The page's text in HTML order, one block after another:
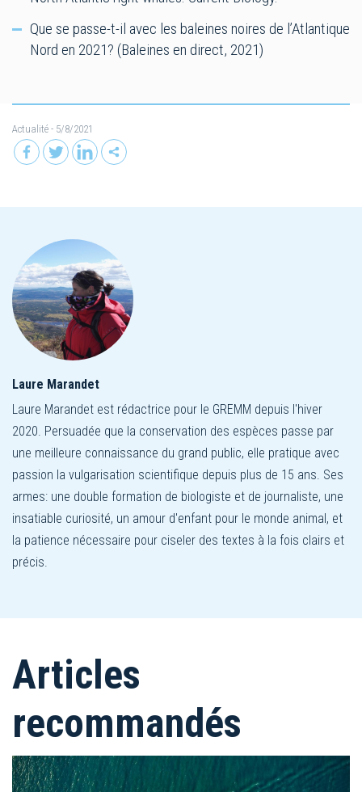
Que se passe-t-il avec les baleines noires de l’Atlantique
Nord en 2021? (Baleines en direct, 2021)
Actualité - 5/8/2021
Laure Marandet
Laure Marandet est rédactrice pour le GREMM depuis l'hiver
2020. Persuadée que la conservation des espèces passe par
une meilleure connaissance du grand public, elle pratique avec
passion la vulgarisation scientifique depuis plus de 15 ans. Ses
armes: une double formation de biologiste et de journaliste, une
insatiable curiosité, un amour d'enfant pour le monde animal, et
la patience nécessaire pour ciseler des textes à la fois clairs et
précis.
Articles
recommandés